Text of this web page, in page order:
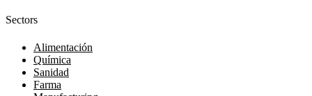
Sectors
Alimentación
Química
Sanidad
Farma